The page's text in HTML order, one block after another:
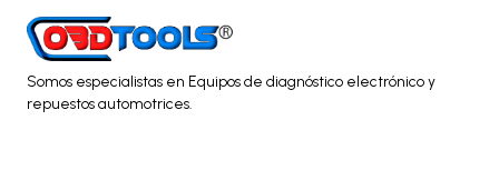
Somos especialistas en Equipos de diagnóstico electrónico y
repuestos automotrices.